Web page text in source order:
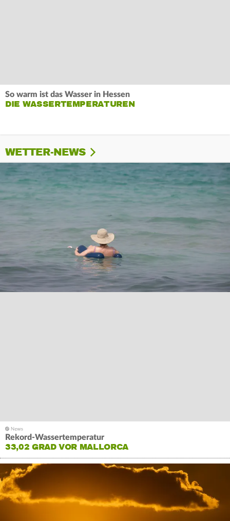
So warm ist das Wasser in Hessen
DIE WASSERTEMPERATUREN
WETTER-NEWS
Rekord-Wassertemperatur
33,02 GRAD VOR MALLORCA